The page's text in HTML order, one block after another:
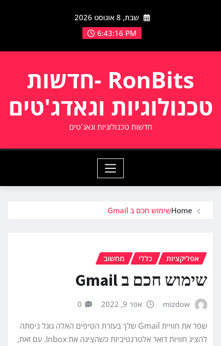
שבת, 8 אוגוסט 2026
6:43:16 PM
RonBits -חדשות
טכנולוגיות וגאדג'טים
חדשות טכנולוגיות וגאג'טים
Homeשימוש חכם ב Gmail
אפליקציות כללי מחשוב
שימוש חכם ב Gmail
mizdow אפר 9, 2022 0
שפר את חוויית Gmail שלך בעזרת הטיפים האלה גוגל ניסתה
להציג חוויות דואר אלטרנטיביות כשהציגה את Inbox. עם זאת,